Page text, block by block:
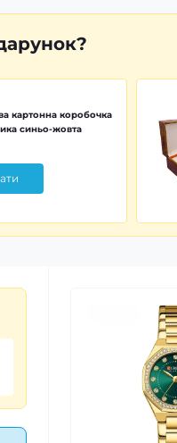
картонна коробочка
синьо-жовта